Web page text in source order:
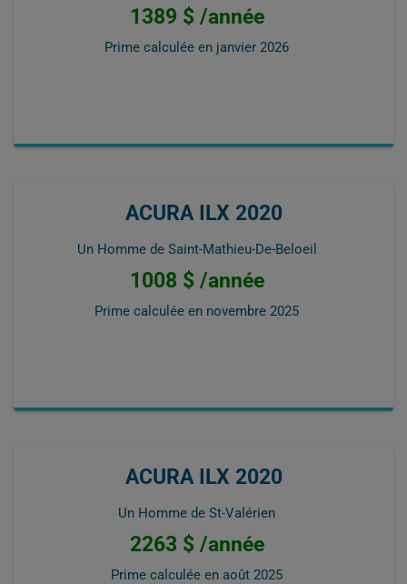
1389 $ /année
Prime calculée en janvier 2026
ACURA ILX 2020
Un Homme de Saint-Mathieu-De-Beloeil
1008 $ /année
Prime calculée en novembre 2025
ACURA ILX 2020
Un Homme de St-Valérien
2263 $ /année
Prime calculée en août 2025